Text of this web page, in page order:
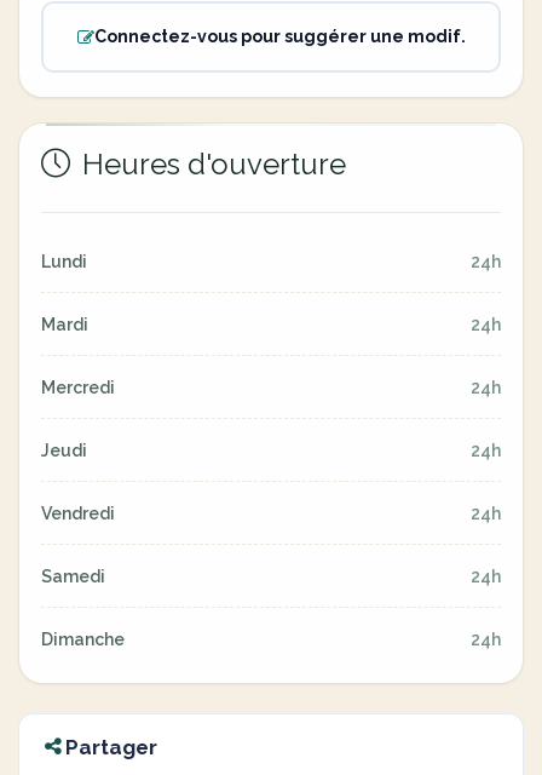
Connectez-vous pour suggérer une modif.
Heures d'ouverture
Lundi 24h
Mardi 24h
Mercredi 24h
Jeudi 24h
Vendredi 24h
Samedi 24h
Dimanche 24h
Partager